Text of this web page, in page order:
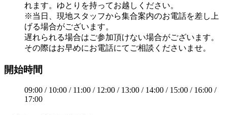
れます。ゆとりを持ってお越しください。
※当日、現地スタッフから集合案内のお電話を差し上
げる場合がございます。
遅れられる場合はご参加頂けない場合がございます。
その際はお早めにお電話にてご相談くださいませ。
開始時間
09:00 / 10:00 / 11:00 / 12:00 / 13:00 / 14:00 / 15:00 / 16:00 /
17:00